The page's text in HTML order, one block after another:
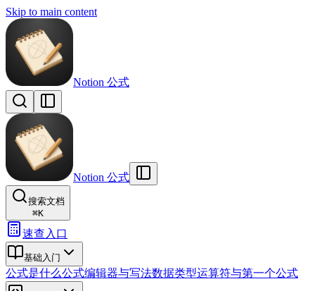
Skip to main content
Notion 公式
Notion 公式
搜索文档
⌘K
速查入口
基础入门
公式是什么公式编辑器与写法数据类型运算符与第一个公式